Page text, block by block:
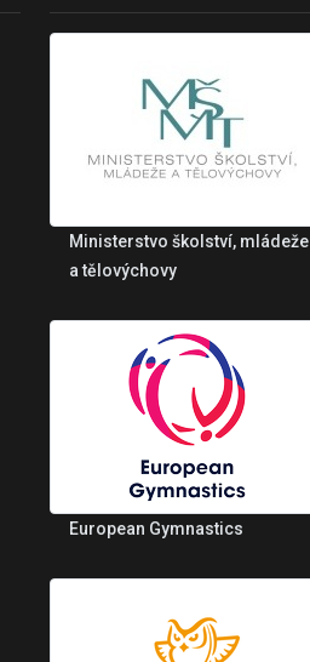
Ministerstvo školství, mládeže
a tělovýchovy
European Gymnastics